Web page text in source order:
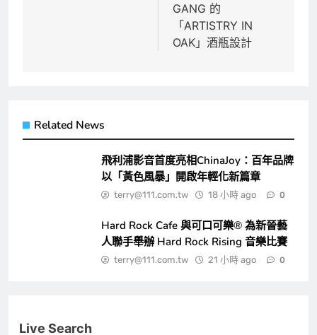
GANG 的
「ARTISTRY IN
OAK」酒瓶設計
Related News
飛利浦影音首度亮相ChinaJoy：百年品牌
以「黃色風暴」開啟年輕化新篇章
terry@111.com.tw 18 小時 ago 0
Hard Rock Cafe 與可口可樂® 為新晉藝
人聯手舉辦 Hard Rock Rising 音樂比賽
terry@111.com.tw 21 小時 ago 0
Live Search